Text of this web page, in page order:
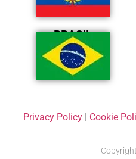
BRASIL
Privacy Policy| Cookie